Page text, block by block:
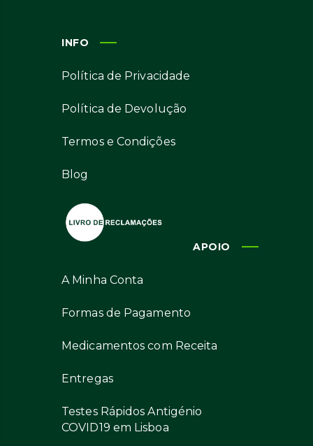
INFO
Política de Privacidade
Política de Devolução
Termos e Condições
Blog
APOIO
A Minha Conta
Formas de Pagamento
Medicamentos com Receita
Entregas
Testes Rápidos Antigénio
COVID19 em Lisboa